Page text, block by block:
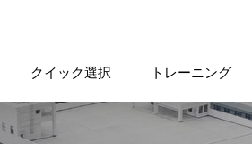
クイック選択 トレーニング